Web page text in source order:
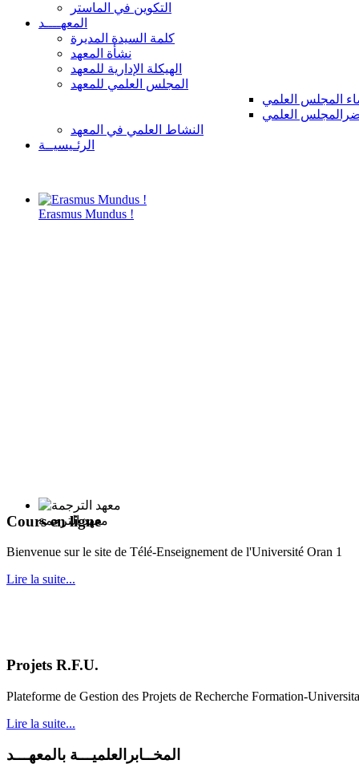
التكوين في الماستر
المعهــــد
كلمة السيدة المديرة
نشأة المعهد
الهيكلة الإدارية للمعهد
المجلس العلمي للمعهد
المجلس العلمي
العلمي
النشاط العلمي في المعهد
الرئـيسيــة
Erasmus Mundus !
معهد الترجمة
Cours en ligne
Bienvenue sur le site de Télé-Enseignement de l'Université Oran 1
Lire la suite...
Projets R.F.U.
Plateforme de Gestion des Projets de Recherche Formation-
Lire la suite...
المخــابرالعلميـــة بالمعهـــد